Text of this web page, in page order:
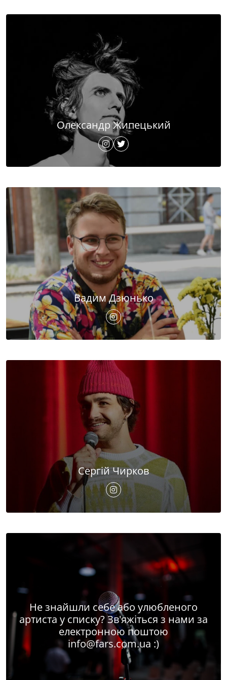
Олександр Жипецький
Вадим Дзюнько
Сергій Чирков
Не знайшли себе або улюбленого
артиста у списку? Зв'яжіться з нами за
електронною поштою
info@fars.com.ua :)